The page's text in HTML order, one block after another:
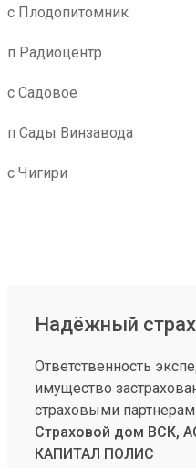
с Плодопитомник
п Радиоцентр
с Садовое
п Сады Винзавода
с Чигири
Надёжный
Ответственность
имущество
страховыми
Страховой дом ВСК,
КАПИТАЛ ПОЛИС